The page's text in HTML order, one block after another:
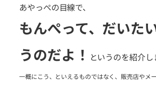
あやっぺの目線で、
もんぺって、だいた
うのだよ！ というのを紹介し
一概にこう、といえるものではなく、販売店やメ